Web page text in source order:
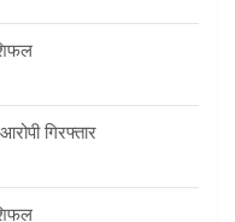
गिरफ्तार